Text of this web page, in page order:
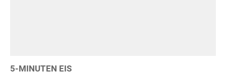
5-MINUTEN EIS